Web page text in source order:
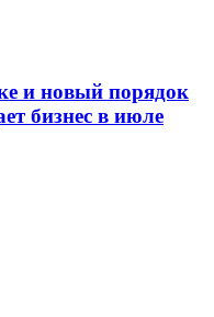
и новый порядок
бизнес в июле